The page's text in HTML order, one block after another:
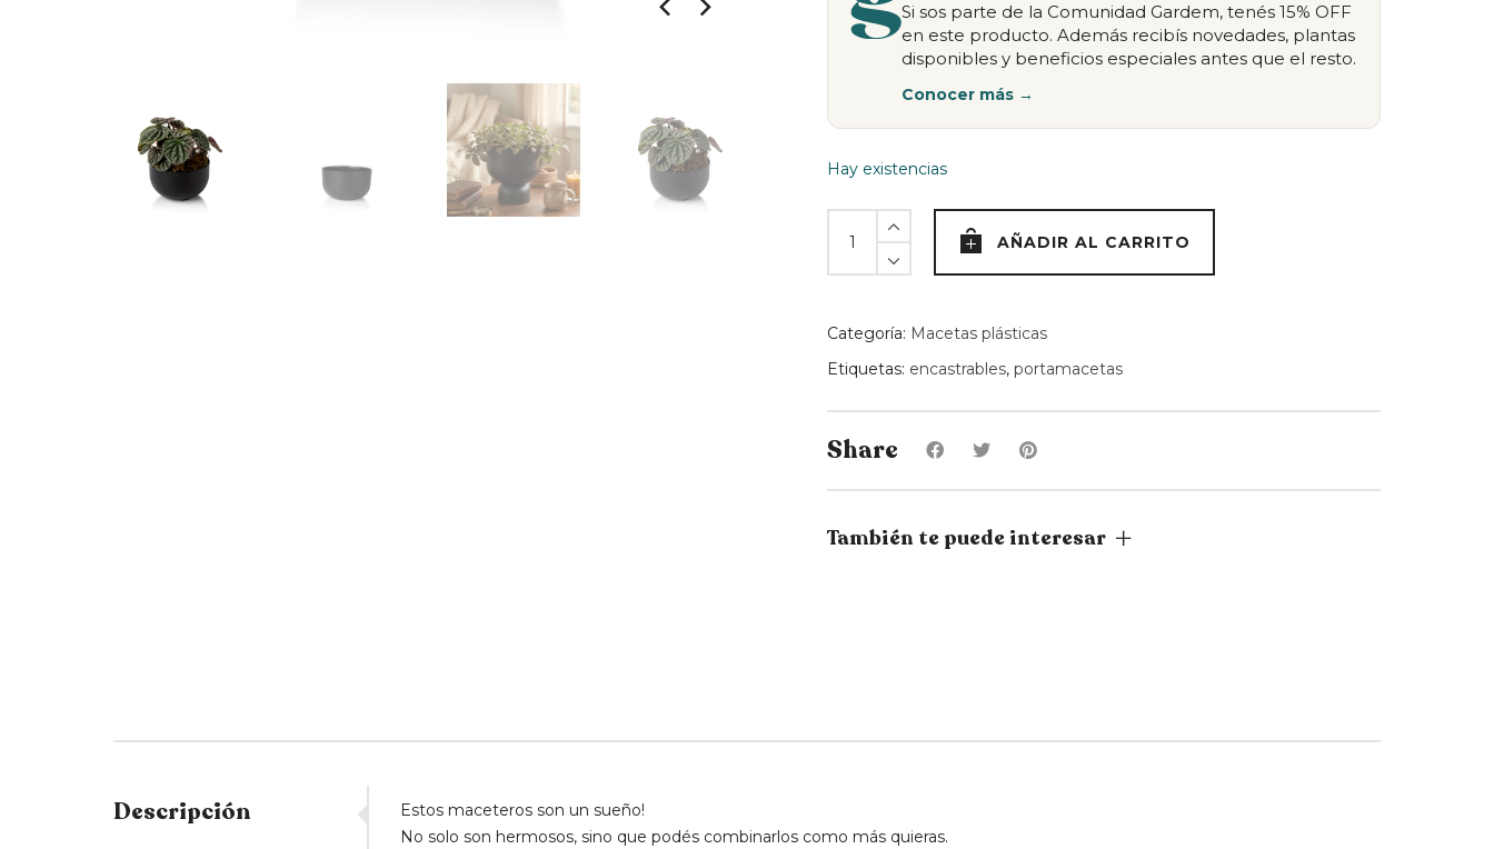
Si sos parte de la Comunidad Gardem, tenés 15% OFF
en este producto. Además recibís novedades, plantas
disponibles y beneficios especiales antes que el resto.
Conocer más →
Hay existencias
Macetero
DUE
combinable
-
quantity
AÑADIR AL CARRITO
Categoría: Macetas plásticas
Etiquetas: encastrables, portamacetas
Share
También te puede interesar
Descripción
Estos maceteros son un sueño!
No solo son hermosos, sino que podés combinarlos como más quieras.